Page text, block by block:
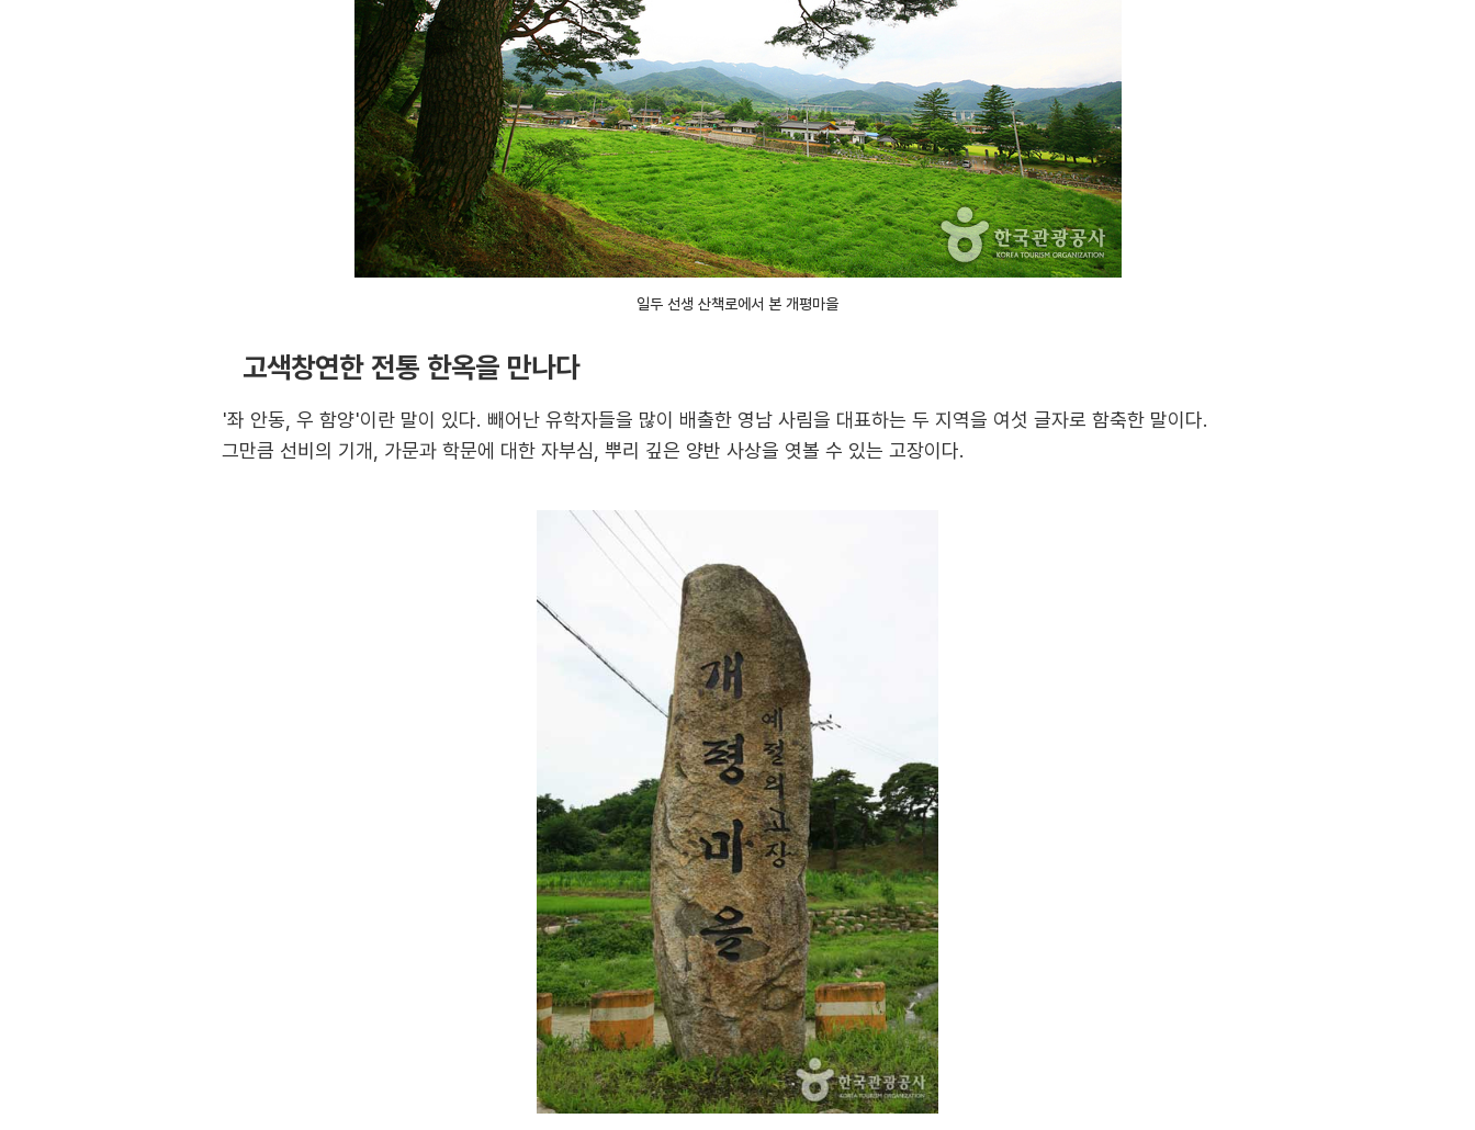
일두 선생 산책로에서 본 개평마을
고색창연한 전통 한옥을 만나다
'좌 안동, 우 함양'이란 말이 있다. 빼어난 유학자들을 많이 배출한 영남 사림을 대표하는 두 지역을 여섯 글자로 함축한 말이다.
그만큼 선비의 기개, 가문과 학문에 대한 자부심, 뿌리 깊은 양반 사상을 엿볼 수 있는 고장이다.